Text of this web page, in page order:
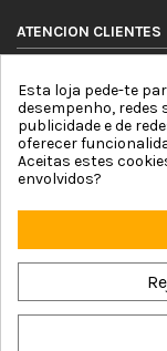
ATENCION CLIENTES
PRODUTOS
SIGA-NOS
BOLETIM DE NOTICIAS
Beljemi Online © 2026
Esta loja pede-te
desempenho, redes
publicidade e de
oferecer
Aceitas estes
envolvidos?